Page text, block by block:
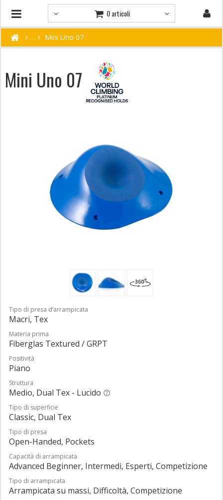
0 articoli
Mini Uno 07
Mini Uno 07
Tipo di presa d’arrampicata
Macri, Tex
Materia prima
Fiberglas Textured / GRPT
Positività
Piano
Struttura
Medio, Dual Tex - Lucido
Tipo di superficie
Classic, Dual Tex
Tipo di presa
Open-Handed, Pockets
Capacità di arrampicata
Advanced Beginner, Intermedi, Esperti, Competizione
Tipo di arrampicata
Arrampicata su massi, Difficoltà, Competizione